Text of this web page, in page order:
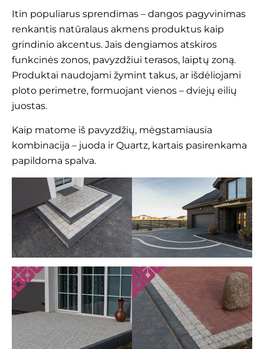
Itin populiarus sprendimas – dangos pagyvinimas
renkantis natūralaus akmens produktus kaip
grindinio akcentus. Jais dengiamos atskiros
funkcinės zonos, pavyzdžiui terasos, laiptų zoną.
Produktai naudojami žymint takus, ar išdėliojami
ploto perimetre, formuojant vienos – dviejų eilių
juostas.
Kaip matome iš pavyzdžių, mėgstamiausia
kombinacija – juoda ir Quartz, kartais pasirenkama
papildoma spalva.